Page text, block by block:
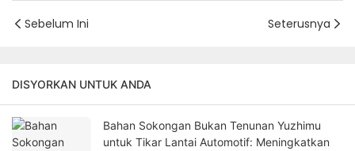
Sebelum Ini Seterusnya
DISYORKAN UNTUK ANDA
Bahan Sokongan Bukan Tenunan Yuzhimu
untuk Tikar Lantai Automotif: Meningkatkan